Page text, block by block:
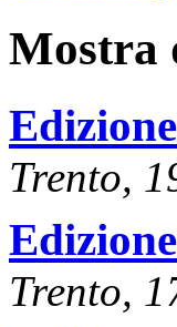
Mostra
Trento,
Trento,